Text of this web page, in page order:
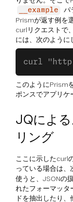
__example
パ
Prismが返す例を
curlリクエストで
には、次のように
curl
このようにPrism
ポンスでアプリケ
JQによ
リング
ここに示したcurl
っている場合は、
使うと、JSONの
れたフォーマッタ
ドを抽出したり